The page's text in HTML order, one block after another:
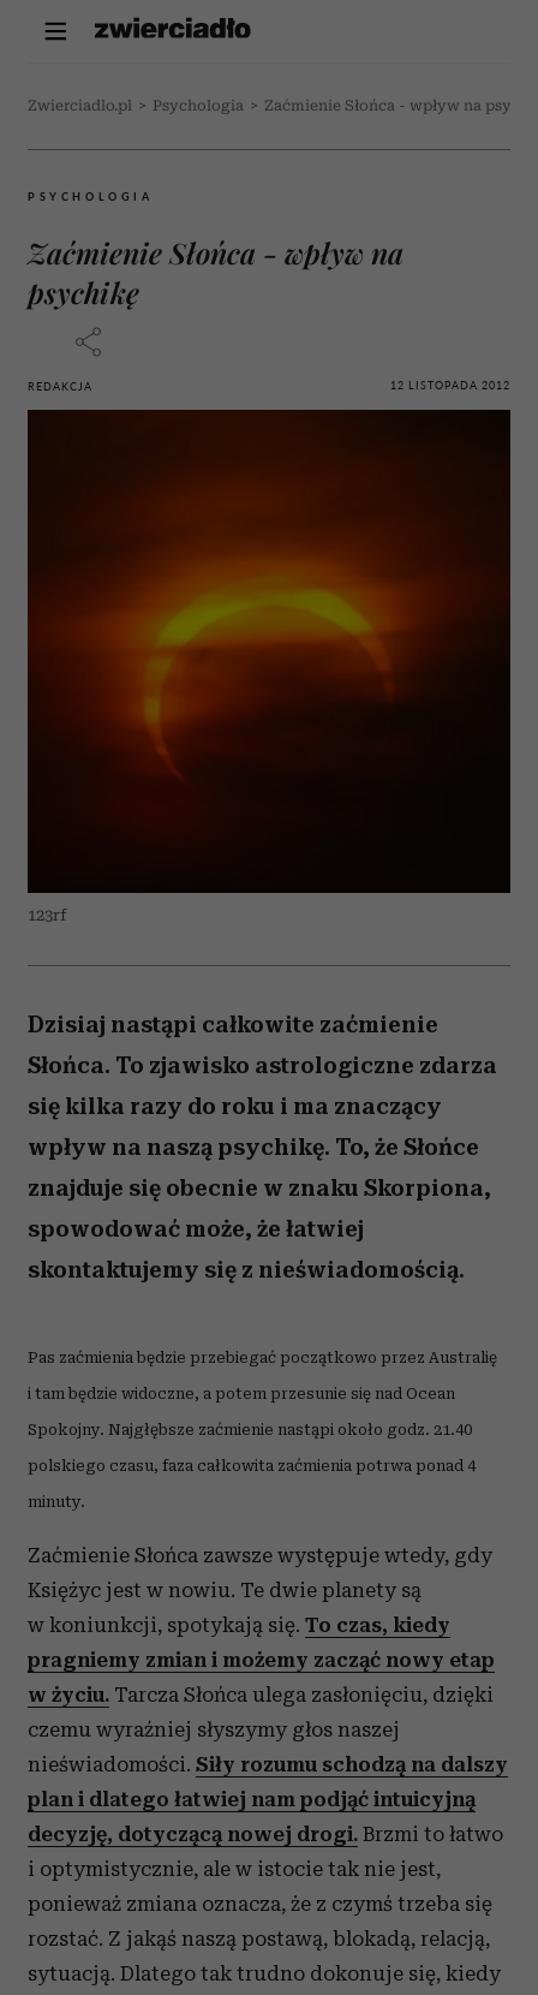
Zwierciadlo.pl > Psychologia > Zaćmienie Słońca - wpływ na
PSYCHOLOGIA
Zaćmienie Słońca - wpływ na
psychikę
REDAKCJA 12 LISTOPADA 2012
123rf
Dzisiaj nastąpi całkowite zaćmienie
Słońca. To zjawisko astrologiczne zdarza
się kilka razy do roku i ma znaczący
wpływ na naszą psychikę. To, że Słońce
znajduje się obecnie w znaku Skorpiona,
spowodować może, że łatwiej
skontaktujemy się z nieświadomością.
Pas zaćmienia będzie przebiegać początkowo przez Australię
i tam będzie widoczne, a potem przesunie się nad Ocean
Spokojny. Najgłębsze zaćmienie nastąpi około godz. 21.40
polskiego czasu, faza całkowita zaćmienia potrwa ponad 4
minuty.
Zaćmienie Słońca zawsze występuje wtedy, gdy
Księżyc jest w nowiu. Te dwie planety są
w koniunkcji, spotykają się. To czas, kiedy
pragniemy zmian i możemy zacząć nowy etap
w życiu. Tarcza Słońca ulega zasłonięciu, dzięki
czemu wyraźniej słyszymy głos naszej
nieświadomości. Siły rozumu schodzą na dalszy
plan i dlatego łatwiej nam podjąć intuicyjną
decyzję, dotyczącą nowej drogi. Brzmi to łatwo
i optymistycznie, ale w istocie tak nie jest,
ponieważ zmiana oznacza, że z czymś trzeba się
rozstać. Z jakąś naszą postawą, blokadą, relacją,
sytuacją. Dlatego tak trudno dokonuje się, kiedy